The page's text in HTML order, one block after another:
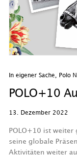
In eigener Sache Polo
POLO+10
13. Dezember 2022
POLO+10 ist weiter
seine globale
Aktivitäten weiter